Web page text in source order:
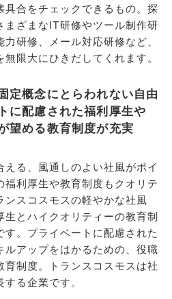
具合をチェックできるもの。探
まざまなIT研修やツール制作研
研修、メール対応研修など、
限大にひきだしてくれます。
定概念にとらわれない自由
に配慮された福利厚生や
望める教育制度が充実
る、風通しのよい社風がポイ
福利厚生や教育制度もクオリテ
ンスコスモスの軽やかな社風
とハイクオリティーの教育制
。プライベートに配慮された
アップをはかるための、役職
制度。トランスコスモスは社
る企業です。